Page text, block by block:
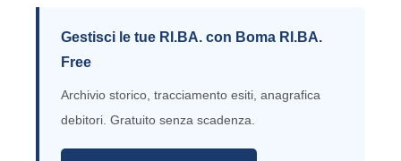
Gestisci le tue RI.BA. con Boma RI.BA.
Free
Archivio storico, tracciamento esiti, anagrafica
debitori. Gratuito senza scadenza.